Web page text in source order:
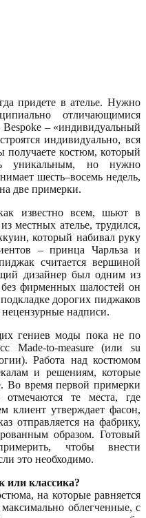
придете в ателье. Нужно
отличающимися
Bespoke – «индивидуальный
индивидуально, вся
получаете костюм, который
уникальным, но нужно
шесть–восемь недель,
две примерки.
известно всем, шьют в
местных ателье, трудился,
который набивал руку
– принца Чарльза и
считается вершиной
дизайнер был одним из
фирменных шалостей он
дорогих пиджаков
надписи.
гениев моды пока не по
Made-to-measure (или su
Работа над костюмом
и решениям, которые
Во время первой примерки
отмечаются те места, где
клиент утверждает фасон,
отправляется на фабрику,
образом. Готовый
чтобы внести
это необходимо.
классика?
на которые равняется
облегченные, с